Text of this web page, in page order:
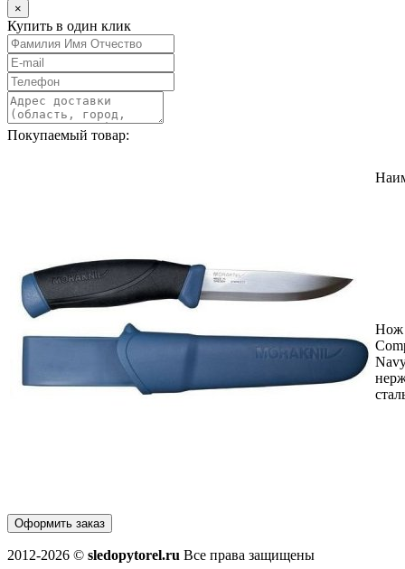
×
Купить в один клик
Покупаемый товар:
Нож
Оформить заказ
2012-2026 © sledopytorel.ru Все права защищены